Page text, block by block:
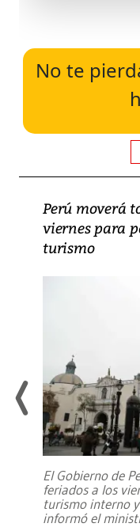
No te
Perú moverá
viernes para
turismo
El Gobierno de
feriados a los
turismo interno
informó el